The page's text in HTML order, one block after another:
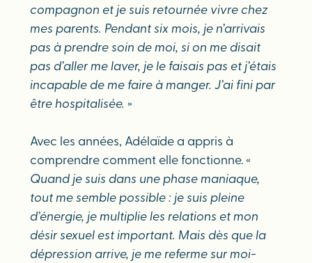
compagnon et je suis retournée vivre chez
mes parents. Pendant six mois, je n’arrivais
pas à prendre soin de moi, si on me disait
pas d’aller me laver, je le faisais pas et j’étais
incapable de me faire à manger. J’ai fini par
être hospitalisée. »
Avec les années, Adélaïde a appris à
comprendre comment elle fonctionne. «
Quand je suis dans une phase maniaque,
tout me semble possible : je suis pleine
d’énergie, je multiplie les relations et mon
désir sexuel est important. Mais dès que la
dépression arrive, je me referme sur moi-